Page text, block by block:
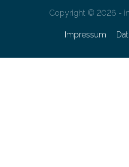
Copyright © 2026 -
Impressum